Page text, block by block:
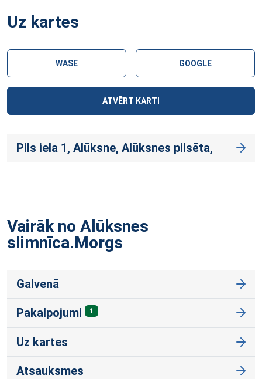
Uz kartes
WASE GOOGLE
ATVĒRT KARTI
Pils iela 1, Alūksne, Alūksnes pilsēta,
Vairāk no Alūksnes
slimnīca.Morgs
Galvenā
Pakalpojumi 1
Uz kartes
Atsauksmes